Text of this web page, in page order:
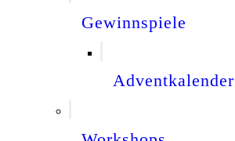
Gewinnspiele
Adventkalender